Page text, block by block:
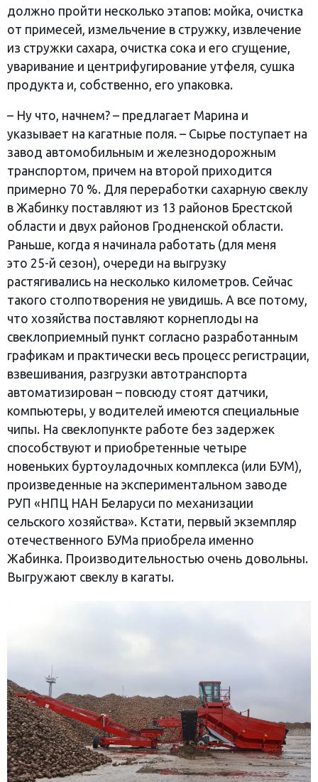
должно пройти несколько этапов: мойка, очистка
от примесей, измельчение в стружку, извлечение
из стружки сахара, очистка сока и его сгущение,
уваривание и центрифугирование утфеля, сушка
продукта и, собственно, его упаковка.
– Ну что, начнем? – предлагает Марина и
указывает на кагатные поля. – Сырье поступает на
завод автомобильным и железнодорожным
транспортом, причем на второй приходится
примерно 70 %. Для переработки сахарную свеклу
в Жабинку поставляют из 13 районов Брестской
области и двух районов Гродненской области.
Раньше, когда я начинала работать (для меня
это 25-й сезон), очереди на выгрузку
растягивались на несколько километров. Сейчас
такого столпотворения не увидишь. А все потому,
что хозяйства поставляют корнеплоды на
свеклоприемный пункт согласно разработанным
графикам и практически весь процесс регистрации,
взвешивания, разгрузки автотранспорта
автоматизирован – повсюду стоят датчики,
компьютеры, у водителей имеются специальные
чипы. На свеклопункте работе без задержек
способствуют и приобретенные четыре
новеньких буртоуладочных комплекса (или БУМ),
произведенные на экспериментальном заводе
РУП «НПЦ НАН Беларуси по механизации
сельского хозяйства». Кстати, первый экземпляр
отечественного БУМа приобрела именно
Жабинка. Производительностью очень довольны.
Выгружают свеклу в кагаты.